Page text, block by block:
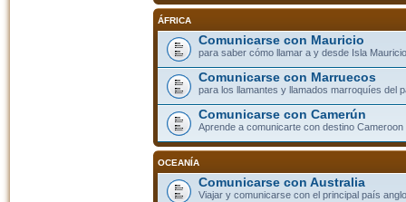
ÁFRICA
Comunicarse con Mauricio
para saber cómo llamar a y desde Isla
Comunicarse con Marruecos
para los llamantes y llamados marroquíes del
Comunicarse con Camerún
Aprende a comunicarte con destino Cameroon
OCEANÍA
Comunicarse con Australia
Viajar y comunicarse con el principal país